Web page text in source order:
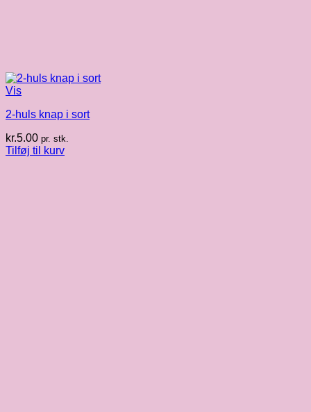
Vis
2-huls knap i sort
kr.5.00 pr. stk.
Tilføj til kurv